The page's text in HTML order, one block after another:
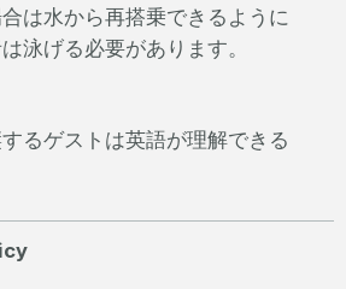
は水から再搭乗できるように
泳げる必要があります。
るゲストは英語が理解できる